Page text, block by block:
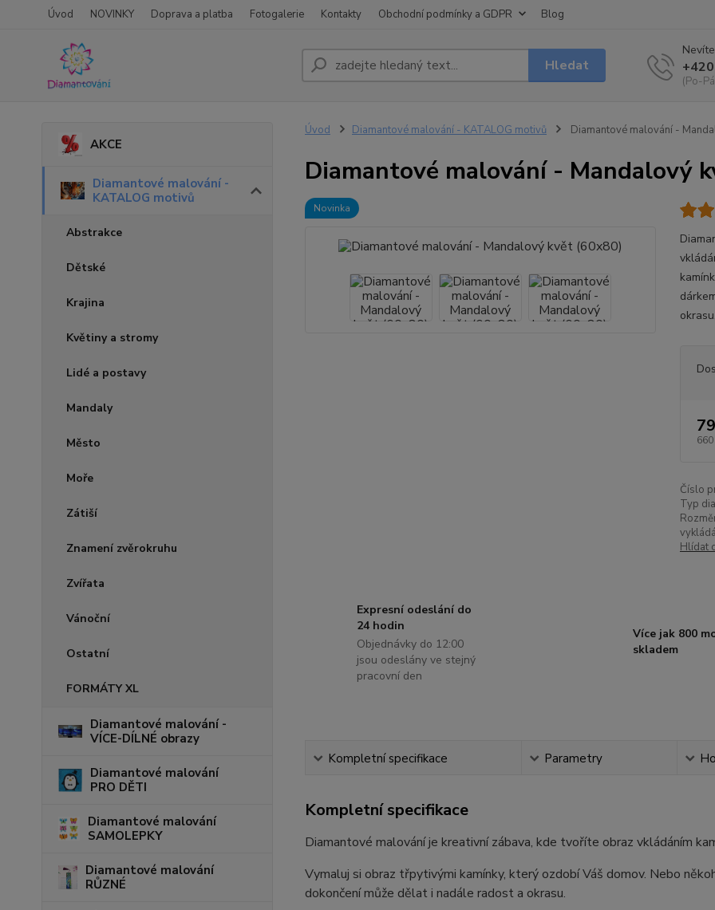
Úvod NOVINKY Doprava a platba Fotogalerie Kontakty Obchodní podmínky a GDPR Blog
Hledat
(Po-
AKCE
Diamantové malování -
KATALOG motivů
Abstrakce
Dětské
Krajina
Květiny a stromy
Lidé a postavy
Mandaly
Město
Moře
Zátiší
Znamení zvěrokruhu
Zvířata
Vánoční
Ostatní
FORMÁTY XL
Diamantové malování -
VÍCE-DÍLNÉ obrazy
Diamantové malování
PRO DĚTI
Diamantové malování
SAMOLEPKY
Diamantové malování
RŮZNÉ
Úvod Diamantové malování - KATALOG motivů Diamantové malování -
Diamantové malování - Mandalový
Novinka
660
Číslo
Typ
Hlídat
Expresní odeslání do
24 hodin
Objednávky do 12:00
jsou odeslány ve stejný
pracovní den
Více jak 800
skladem
Kompletní specifikace Parametry
Kompletní specifikace
Diamantové malování je kreativní zábava, kde tvoříte obraz vkládáním
Vymaluj si obraz třpytivými kamínky, který ozdobí Váš domov. Nebo
dokončení může dělat i nadále radost a okrasu.